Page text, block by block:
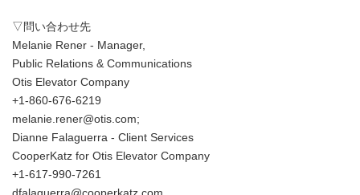
▽問い合わせ先
Melanie Rener - Manager,
Public Relations & Communications
Otis Elevator Company
+1-860-676-6219
melanie.rener@otis.com;
Dianne Falaguerra - Client Services
CooperKatz for Otis Elevator Company
+1-617-990-7261